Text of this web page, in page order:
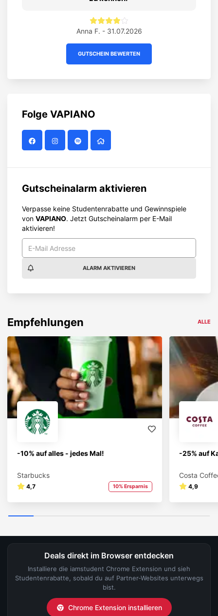
Anna F. - 31.07.2026
GUTSCHEIN BEWERTEN
Folge VAPIANO
Gutscheinalarm aktivieren
Verpasse keine Studentenrabatte und Gewinnspiele
von VAPIANO. Jetzt Gutscheinalarm per E-Mail
aktivieren!
ALARM AKTIVIEREN
Empfehlungen ALLE
-10% auf alles - jedes Mal!
Starbucks
4,7 10% Ersparnis
-25% auf
Costa
4,9
Deals direkt im Browser entdecken
Installiere die iamstudent Chrome Extension und sieh
Studentenrabatte, sobald du auf Partner-Websites unterwegs
bist.
Chrome Extension installieren